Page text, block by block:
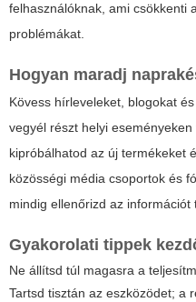
felhasználóknak, ami csökkenti
problémákat.
Hogyan maradj
Kövess hírleveleket, blogokat
vegyél részt helyi
kipróbálhatod az új termékeket
közösségi média csoportok és
mindig ellenőrizd az információt
Gyakorolati tippek
Ne állítsd túl magasra a
Tartsd tisztán az eszközödet; a